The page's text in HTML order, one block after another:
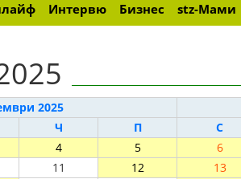
Интервю Бизнес stz-Мами
2025
Ч П С
4 5 6
11 12 13